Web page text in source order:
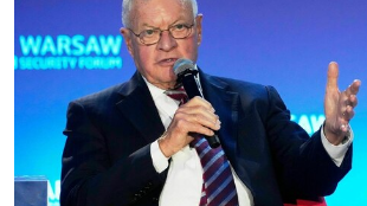
gesellschaft
kultur
sport
berlin